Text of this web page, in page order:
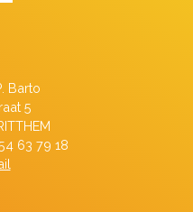
Barto
5
63 79 18